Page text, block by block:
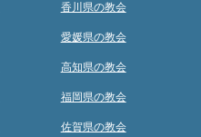
香川県の教会
愛媛県の教会
高知県の教会
福岡県の教会
佐賀県の教会